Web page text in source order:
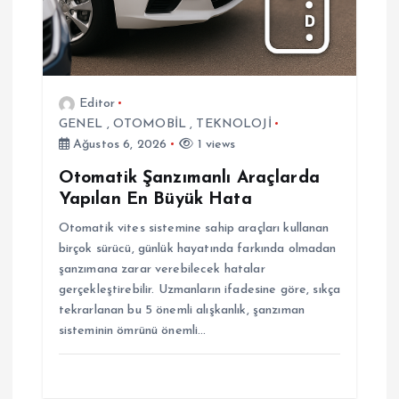
Editor
GENEL , OTOMOBİL , TEKNOLOJİ
Ağustos 6, 2026
1 views
Otomatik Şanzımanlı Araçlarda
Yapılan En Büyük Hata
Otomatik vites sistemine sahip araçları kullanan
birçok sürücü, günlük hayatında farkında olmadan
şanzımana zarar verebilecek hatalar
gerçekleştirebilir. Uzmanların ifadesine göre, sıkça
tekrarlanan bu 5 önemli alışkanlık, şanzıman
sisteminin ömrünü önemli…